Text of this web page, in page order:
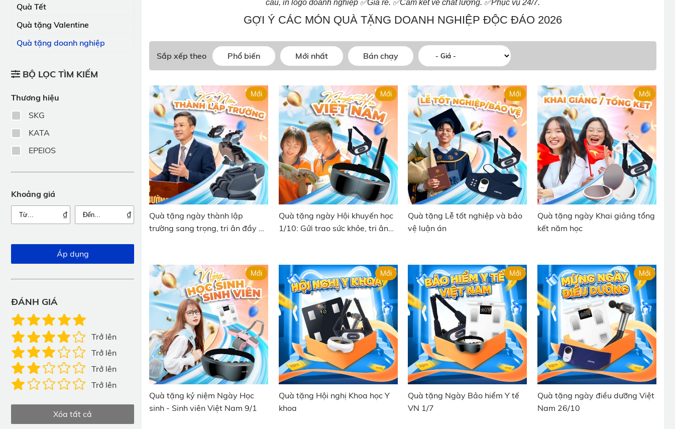
Quà Tết
Quà tặng Valentine
Quà tặng doanh nghiệp
BỘ LỌC TÌM KIẾM
Thương hiệu
SKG
KATA
EPEIOS
Khoảng giá
₫
₫
Áp dụng
ĐÁNH GIÁ
Trở lên
Trở lên
Trở lên
Trở lên
Xóa tất cả
cầu, in logo doanh nghiệp ✅Gía rẻ. ✅Cam kết về chất lượng. ✅Phục vụ 24/7.
GỢI Ý CÁC MÓN QUÀ TẶNG DOANH NGHIỆP ĐỘC ĐÁO 2026
Sắp xếp theo Phổ biến Mới nhất Bán chạy
Quà tặng ngày thành lập
trường sang trọng, tri ân đầy ý
Mới
Quà tặng ngày Hội khuyến học
1/10: Gửi trao sức khỏe, tri ân
Mới
Quà tặng Lễ tốt nghiệp và bảo
vệ luận án
Mới
Quà tặng ngày Khai giảng tổng
kết năm học
Mới
Quà tặng kỷ niệm Ngày Học
sinh - Sinh viên Việt Nam 9/1
Mới
Quà tặng Hội nghị Khoa học Y
khoa
Mới
Quà tặng Ngày Bảo hiểm Y tế
VN 1/7
Mới
Quà tặng ngày điều dưỡng Việt
Nam 26/10
Mới